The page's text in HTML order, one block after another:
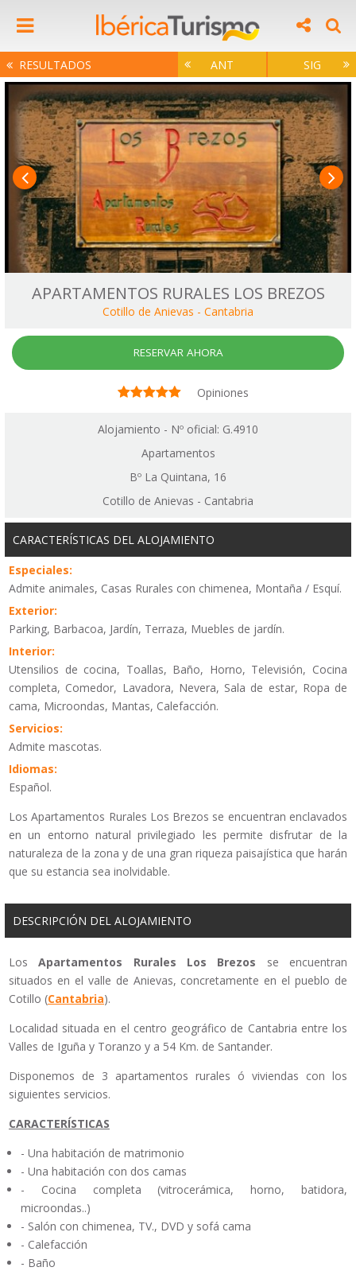
RESULTADOS ANT SIG
APARTAMENTOS RURALES LOS BREZOS
Cotillo de Anievas - Cantabria
RESERVAR AHORA
Opiniones
Alojamiento - Nº oficial: G.4910
Apartamentos
Bº La Quintana, 16
Cotillo de Anievas - Cantabria
CARACTERÍSTICAS DEL ALOJAMIENTO
Especiales:
Admite animales, Casas Rurales con chimenea, Montaña / Esquí.
Exterior:
Parking, Barbacoa, Jardín, Terraza, Muebles de jardín.
Interior:
Utensilios de cocina, Toallas, Baño, Horno, Televisión, Cocina
completa, Comedor, Lavadora, Nevera, Sala de estar, Ropa de
cama, Microondas, Mantas, Calefacción.
Servicios:
Admite mascotas.
Idiomas:
Español.
Los Apartamentos Rurales Los Brezos se encuentran enclavados
en un entorno natural privilegiado les permite disfrutar de la
naturaleza de la zona y de una gran riqueza paisajística que harán
que su estancia sea inolvidable.
DESCRIPCIÓN DEL ALOJAMIENTO
LosApartamentos Rurales Los Brezos se encuentran
situados en el valle de Anievas, concretamente en el pueblo de
Cotillo (Cantabria).
Localidad situada en el centro geográfico de Cantabria entre los
Valles de Iguña y Toranzo y a 54 Km. de Santander.
Disponemos de 3 apartamentos rurales ó viviendas con los
siguientes servicios.
CARACTERÍSTICAS
- Una habitación de matrimonio
- Una habitación con dos camas
- Cocina completa (vitrocerámica, horno, batidora,
microondas..)
- Salón con chimenea, TV., DVD y sofá cama
- Calefacción
- Baño